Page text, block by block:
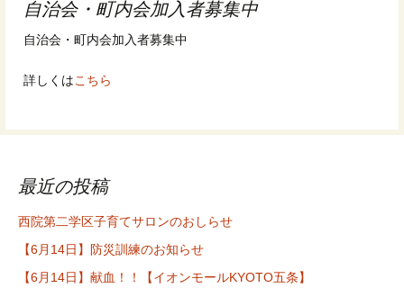
シ
ョ
自治会・町内会加入者募集中
自治会・町内会加入者募集中
詳しくはこちら
最近の投稿
西院第二学区子育てサロンのおしらせ
【6月14日】防災訓練のお知らせ
【6月14日】献血！！【イオンモールKYOTO五条】